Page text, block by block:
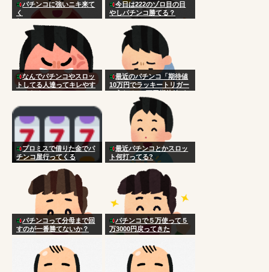
パチンコに強いニキ来て
く
れ！！！！！！！！！！！
！！！！！！！！！！
今日は222のゾロ目の日
やしパチンコ勝てる？
なんでパチンコやスロッ
トしてる人達ってキレやす
いんだろ
最近のパチンコ「期待値
10万円でラッキートリガー
に入れると3万円期待値が
手に入るよ！」
プロミスで借りた金でパ
チンコ屋行ってくる
最近パチンコとかスロッ
ト何打ってる?
パチンコって分母まで回
すのが一番勝てないか？
パチンコで５万使って５
万3000円戻ってきた